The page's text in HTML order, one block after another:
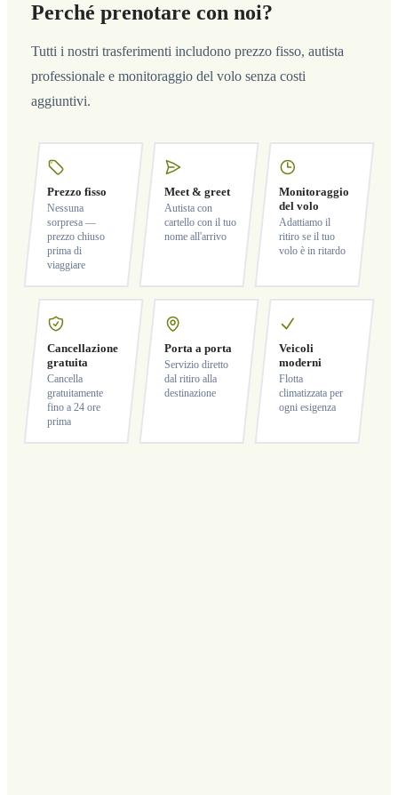
Perché prenotare con noi?
Tutti i nostri trasferimenti includono prezzo fisso, autista
professionale e monitoraggio del volo senza costi
aggiuntivi.
Prezzo fisso
Nessuna
sorpresa —
prezzo chiuso
prima di
viaggiare
Meet & greet
Autista con
cartello con il tuo
nome all'arrivo
Monitoraggio
del volo
Adattiamo il
ritiro se il tuo
volo è in ritardo
Cancellazione
gratuita
Cancella
gratuitamente
fino a 24 ore
prima
Porta a porta
Servizio diretto
dal ritiro alla
destinazione
Veicoli
moderni
Flotta
climatizzata per
ogni esigenza